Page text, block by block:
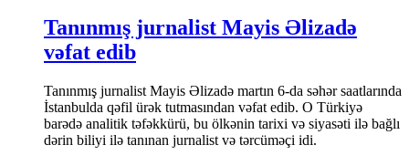
Tanınmış jurnalist Mayis Əlizadə
vəfat edib
Tanınmış jurnalist Mayis Əlizadə martın 6-da səhər saatlarında
İstanbulda qəfil ürək tutmasından vəfat edib. O Türkiyə
barədə analitik təfəkkürü, bu ölkənin tarixi və siyasəti ilə bağlı
dərin biliyi ilə tanınan jurnalist və tərcüməçi idi.